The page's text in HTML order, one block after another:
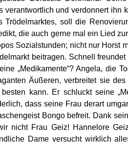
und verdonnert ihn
soll die
die auch gerne mal ein Lied
Sozialstunden; nicht nur Horst
beitragen. Schnell
„Medikamente“? Angela, die
Äußeren, verbreitet sie
kann. Er schluckt seine
dass seine Frau derart
Bongo befreit. Dank
nicht Frau Geiz! Hannelore
Dame versucht wirklich